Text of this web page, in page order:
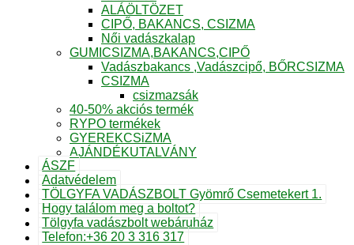
ALÁÖLTÖZET
CIPŐ, BAKANCS, CSIZMA
Női vadászkalap
GUMICSIZMA,BAKANCS,CIPŐ
Vadászbakancs ,Vadászcipő, BŐRCSIZMA
CSIZMA
csizmazsák
40-50% akciós termék
RYPO termékek
GYEREKCSiZMA
AJÁNDÉKUTALVÁNY
ÁSZF
Adatvédelem
TÖLGYFA VADÁSZBOLT Gyömrő Csemetekert 1.
Hogy találom meg a boltot?
Tölgyfa vadászbolt webáruház
Telefon:+36 20 3 316 317